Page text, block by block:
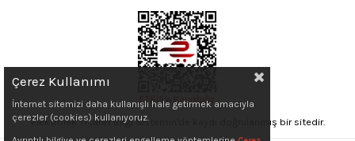
Elektronik Ticaret Bilgi Sistemin'de kaydı doğrulanmış bir sitedir.
Çerez Kullanımı
İnternet sitemizi daha kullanışlı hale getirmek amacıyla
çerezler (cookies) kullanıyoruz.